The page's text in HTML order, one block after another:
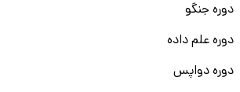
دوره جنگو
دوره علم داده
دوره دواپس